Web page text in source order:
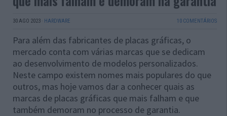
30 AGO 2023 · HARDWARE 10 COMENTÁRIOS
Para além das fabricantes de placas gráficas, o
mercado conta com várias marcas que se dedicam
ao desenvolvimento de modelos personalizados.
Neste campo existem nomes mais populares do que
outros, mas hoje vamos dar a conhecer quais as
marcas de placas gráficas que mais falham e que
também demoram no processo de garantia.